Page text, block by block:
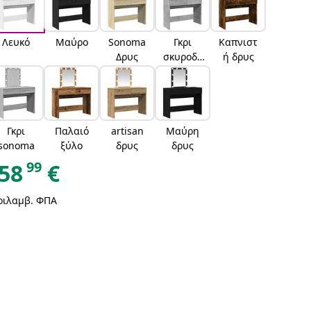
Λευκό Μαύρο
Sonoma
Δρυς
Γκρι
σκυροδέ
ματος
Καπνιστ
ή δρυς
Γκρι
Παλαιό
ξύλο
artisan
δρυς
Μαύρη
δρυς
99 €
ΦΠΑ